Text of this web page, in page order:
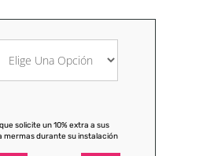
solicite un 10% extra a sus
mermas durante su instalación